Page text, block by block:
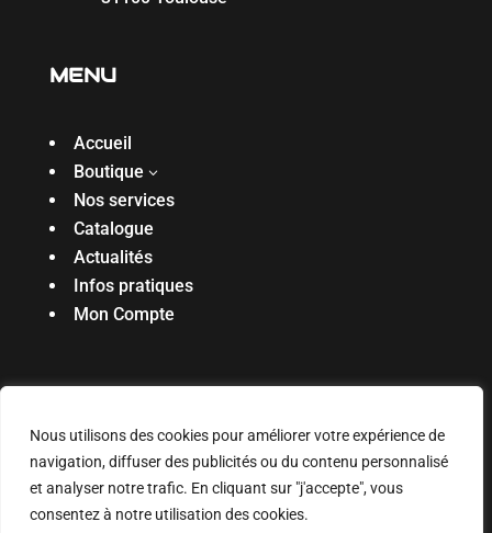
Nous utilisons des cookies pour améliorer votre expérience de
navigation, diffuser des publicités ou du contenu personnalisé
et analyser notre trafic. En cliquant sur "j'accepte", vous
consentez à notre utilisation des cookies.
MENU
Accueil
Boutique 3
Nos services
Catalogue
Actualités
Infos pratiques
Mon Compte
Réalisé par l’agenceDigiibuz🐝Copyright ©
2025. Tous droits réservés
Mentions légales & politique de confidentialité
Connexion